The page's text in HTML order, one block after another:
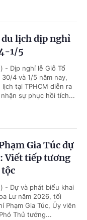
lịch dịp nghỉ
1/5
- Dịp nghỉ lễ Giỗ Tổ
4 và 1/5 năm nay,
tại TPHCM diễn ra
sự phục hồi tích...
Gia Túc dự
Viết tiếp tương
- Dự và phát biểu khai
Lư năm 2026, tối
Phạm Gia Túc, Ủy viên
Thủ tướng...